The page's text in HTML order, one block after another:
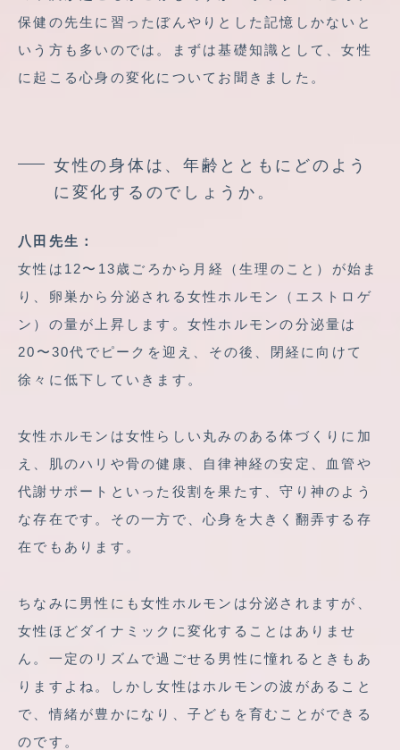
保健の先生に習ったぼんやりとした記憶しかないと
いう方も多いのでは。まずは基礎知識として、女性
に起こる心身の変化についてお聞きました。
女性の身体は、年齢とともにどのよう
に変化するのでしょうか。
八田先生：
女性は12〜13歳ごろから月経（生理のこと）が始ま
り、卵巣から分泌される女性ホルモン（エストロゲ
ン）の量が上昇します。女性ホルモンの分泌量は
20〜30代でピークを迎え、その後、閉経に向けて
徐々に低下していきます。
女性ホルモンは女性らしい丸みのある体づくりに加
え、肌のハリや骨の健康、自律神経の安定、血管や
代謝サポートといった役割を果たす、守り神のよう
な存在です。その一方で、心身を大きく翻弄する存
在でもあります。
ちなみに男性にも女性ホルモンは分泌されますが、
女性ほどダイナミックに変化することはありませ
ん。一定のリズムで過ごせる男性に憧れるときもあ
りますよね。しかし女性はホルモンの波があること
で、情緒が豊かになり、子どもを育むことができる
のです。